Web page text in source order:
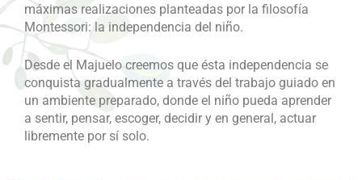
máximas realizaciones planteadas por la filosofía
Montessori: la independencia del niño.
Desde el Majuelo creemos que ésta independencia se
conquista gradualmente a través del trabajo guiado en
un ambiente preparado, donde el niño pueda aprender
a sentir, pensar, escoger, decidir y en general, actuar
libremente por sí solo.